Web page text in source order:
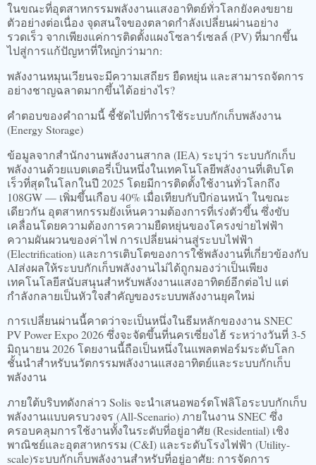
ในขณะที่อุตสาหกรรมพลังงานแสงอาทิตย์ทั่วโลกยังคงขยาย
ตัวอย่างต่อเนื่อง จุดสนใจของตลาดกำลังเปลี่ยนผ่านอย่าง
รวดเร็ว จากเพียงแค่การติดตั้งแผงโซลาร์เซลล์ (PV) ที่มากขึ้น
ไปสู่การแก้ปัญหาที่ใหญ่กว่ามาก:
พลังงานหมุนเวียนจะมีความเสถียร ยืดหยุ่น และสามารถจัดการ
อย่างชาญฉลาดมากขึ้นได้อย่างไร?
คำตอบของคำถามนี้ ชี้ชัดไปที่การใช้ระบบกักเก็บพลังงาน
(Energy Storage)
ข้อมูลจากสำนักงานพลังงานสากล (IEA) ระบุว่า ระบบกักเก็บ
พลังงานด้วยแบตเตอรี่เป็นหนึ่งในเทคโนโลยีพลังงานที่เติบโต
เร็วที่สุดในโลกในปี 2025 โดยมีการติดตั้งใช้งานทั่วโลกถึง
108GW — เพิ่มขึ้นเกือบ 40% เมื่อเทียบกับปีก่อนหน้า ในขณะ
เดียวกัน อุตสาหกรรมยังเห็นความต้องการที่เร่งตัวขึ้น ซึ่งขับ
เคลื่อนโดยความต้องการความยืดหยุ่นของโครงข่ายไฟฟ้า
ความผันผวนของค่าไฟ การเปลี่ยนผ่านสู่ระบบไฟฟ้า
(Electrification) และการเติบโตของการใช้พลังงานที่เกี่ยวข้องกับ
AIส่งผลให้ระบบกักเก็บพลังงานไม่ได้ถูกมองว่าเป็นเพียง
เทคโนโลยีสนับสนุนสำหรับพลังงานแสงอาทิตย์อีกต่อไป แต่
กำลังกลายเป็นหัวใจสำคัญของระบบพลังงานยุคใหม่
การเปลี่ยนผ่านนี้คาดว่าจะเป็นหนึ่งในธีมหลักของงาน SNEC
PV Power Expo 2026 ซึ่งจะจัดขึ้นที่นครเซี่ยงไฮ้ ระหว่างวันที่ 3-5
มิถุนายน 2026 โดยงานนี้ถือเป็นหนึ่งในแพลตฟอร์มระดับโลก
ชั้นนำสำหรับนวัตกรรมพลังงานแสงอาทิตย์และระบบกักเก็บ
พลังงาน
ภายใต้บริบทดังกล่าว Solis จะนำเสนอพอร์ตโฟลิโอระบบกักเก็บ
พลังงานแบบครบวงจร (All-Scenario) ภายในงาน SNEC ซึ่ง
ครอบคลุมการใช้งานทั้งในระดับที่อยู่อาศัย (Residential) เชิง
พาณิชย์และอุตสาหกรรม (C&I) และระดับโรงไฟฟ้า (Utility-
scale)ระบบกักเก็บพลังงานสำหรับที่อยู่อาศัย: การจัดการ